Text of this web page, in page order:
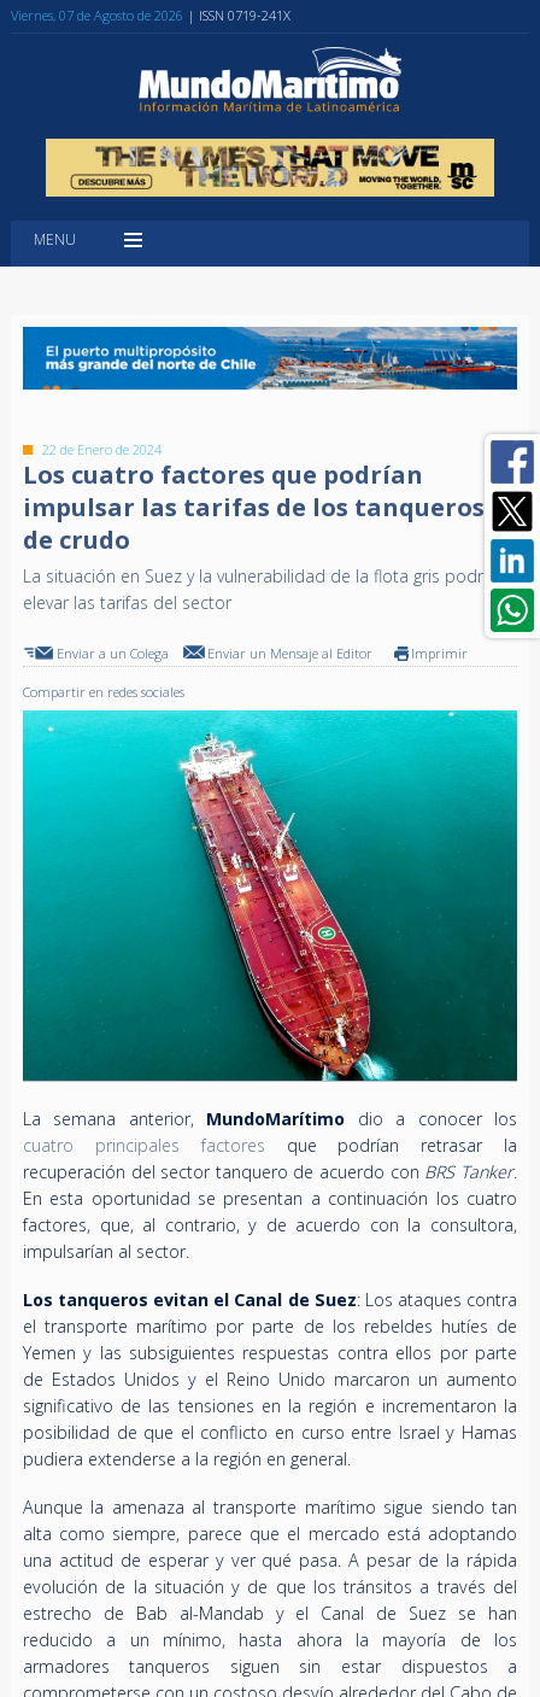
Viernes, 07 de Agosto de 2026 | ISSN 0719-241X
MENU
22 de Enero de 2024
Los cuatro factores que podrían
impulsar las tarifas de los tanqueros
de crudo
La situación en Suez y la vulnerabilidad de la flota gris podrían
elevar las tarifas del sector
Enviar a un Colega Enviar un Mensaje al Editor Imprimir
Compartir en redes sociales
La semana anterior, MundoMarítimo dio a conocer los
cuatro principales factores que podrían retrasar la
recuperación del sector tanquero de acuerdo con BRS Tanker.
En esta oportunidad se presentan a continuación los cuatro
factores, que, al contrario, y de acuerdo con la consultora,
impulsarían al sector.
Los tanqueros evitan el Canal de Suez: Los ataques contra
el transporte marítimo por parte de los rebeldes hutíes de
Yemen y las subsiguientes respuestas contra ellos por parte
de Estados Unidos y el Reino Unido marcaron un aumento
significativo de las tensiones en la región e incrementaron la
posibilidad de que el conflicto en curso entre Israel y Hamas
pudiera extenderse a la región en general.
Aunque la amenaza al transporte marítimo sigue siendo tan
alta como siempre, parece que el mercado está adoptando
una actitud de esperar y ver qué pasa. A pesar de la rápida
evolución de la situación y de que los tránsitos a través del
estrecho de Bab al-Mandab y el Canal de Suez se han
reducido a un mínimo, hasta ahora la mayoría de los
armadores tanqueros siguen sin estar dispuestos a